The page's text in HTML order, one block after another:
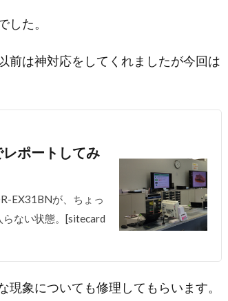
した。
前は神対応をしてくれましたが今回は
ポートしてみ
EX31BNが、ちょっ
ない状態。[sitecard
象についても修理してもらいます。